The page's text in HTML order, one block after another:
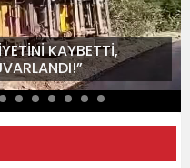
KAYBETTİ,